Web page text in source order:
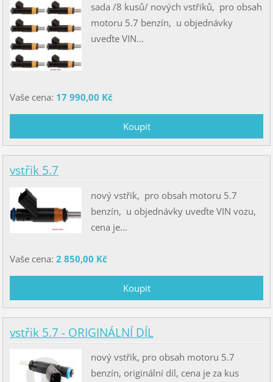
sada /8 kusů/ nových vstřiků, pro obsah
motoru 5.7 benzín, u objednávky
uveďte VIN...
Vaše cena: 17 990,00 Kč
vstřik 5.7
nový vstřik, pro obsah motoru 5.7
benzín, u objednávky uveďte VIN vozu,
cena je...
Vaše cena: 2 850,00 Kč
vstřik 5.7 - ORIGINÁLNÍ DÍL
nový vstřik, pro obsah motoru 5.7
benzín, originální díl, cena je za kus